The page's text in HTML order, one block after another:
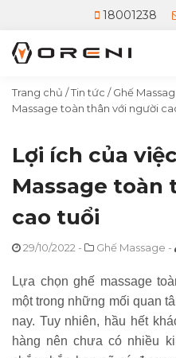
18001238
Trang chủ /Tin tức /Ghế
Massage toàn thân với người
Lợi ích của
Massage toàn
cao tuổi
29/10/2022 - Ghế Massage -
Lựa chọn ghế massage
một trong những mối quan
nay. Tuy nhiên, hầu hết
hàng nên chưa có nhiều